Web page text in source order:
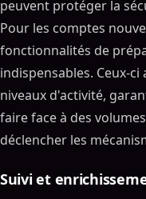
peuvent protéger la
Pour les comptes
fonctionnalités de
indispensables. Ceux-
niveaux d'activité,
faire face à des
déclencher les
Suivi et